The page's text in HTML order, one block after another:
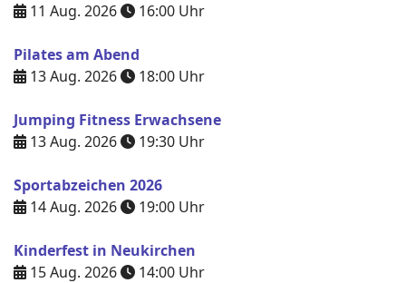
11 Aug. 2026
16:00 Uhr
Pilates am Abend
13 Aug. 2026
18:00 Uhr
Jumping Fitness Erwachsene
13 Aug. 2026
19:30 Uhr
Sportabzeichen 2026
14 Aug. 2026
19:00 Uhr
Kinderfest in Neukirchen
15 Aug. 2026
14:00 Uhr